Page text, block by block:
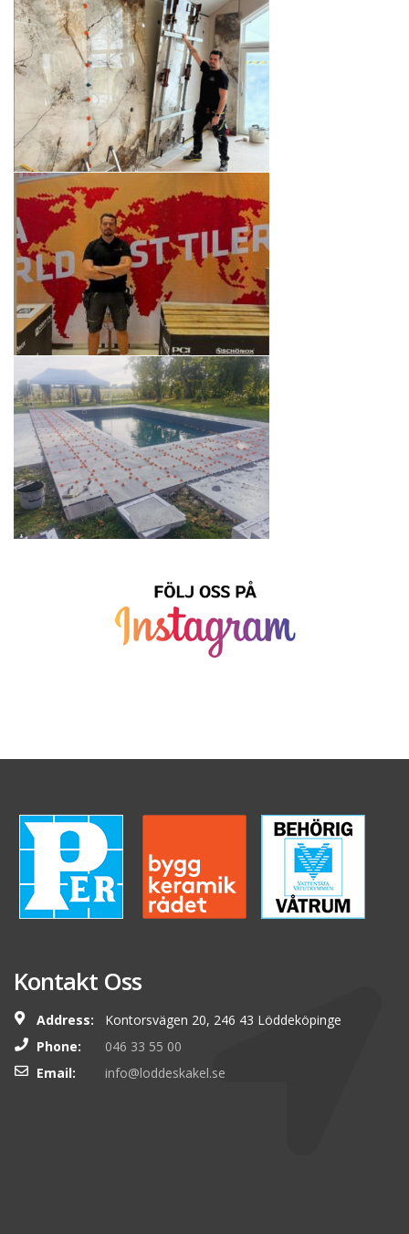
Kontakt Oss
Address:
Kontorsvägen 20, 246 43 Löddeköpinge
Phone:
046 33 55 00
Email:
info@loddeskakel.se